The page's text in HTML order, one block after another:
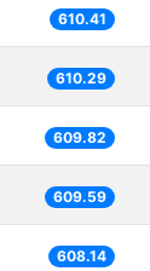
610.41
610.29
609.82
609.59
608.14